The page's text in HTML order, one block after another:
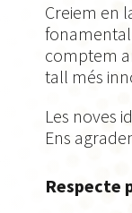
Creiem en
fonamental
comptem
tall més
Les noves
Ens
Respecte